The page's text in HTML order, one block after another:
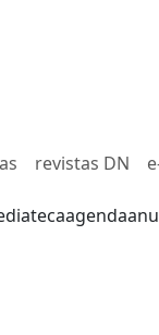
revistas DN
agenda